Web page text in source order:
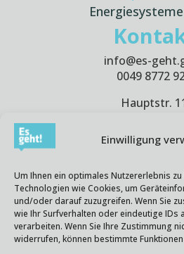
Einwilligung
Um Ihnen ein optimales Nutzererlebnis
Technologien wie Cookies, um
und/oder darauf zuzugreifen. Wenn Sie
wie Ihr Surfverhalten oder eindeutige IDs
verarbeiten. Wenn Sie Ihre Zustimmung
widerrufen, können bestimmte
info@es-
0049 8772
Hauptstr.
Germany
Mo.-Do.(Thu.):
Fr.: 8.00-